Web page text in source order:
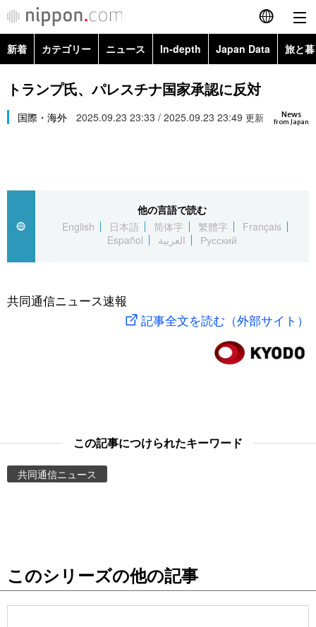
English
简体字
繁體字
العربية
社会
旅と暮らし
東京
新着 カテゴリー ニュース In-depth Japan Data 旅と
政治・外交
経済・ビジネス
社会
文化
科学・技術
暮らし
Topics
Images
お知らせ
トランプ氏、パレスチナ国家承認に反対
News
from Japan
国際・海外 2025.09.23 23:33 / 2025.09.23 23:49 更新
他の言語で読む
English
日本語 简体字 繁體字
Français
Español
العربية Русский
共同通信ニュース速報
記事全文を読む（外部サイト）
この記事につけられたキーワード
共同通信ニュース
このシリーズの他の記事